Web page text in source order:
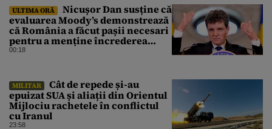
ULTIMA ORĂ
Nicușor Dan susține că
evaluarea Moody’s demonstrează
că România a făcut pașii necesari
pentru a menține încrederea
investitorilor: „Totuși,
00:18
MILITAR
Cât de repede și-au
epuizat SUA și aliații din Orientul
Mijlociu rachetele în conflictul
cu Iranul
23:58